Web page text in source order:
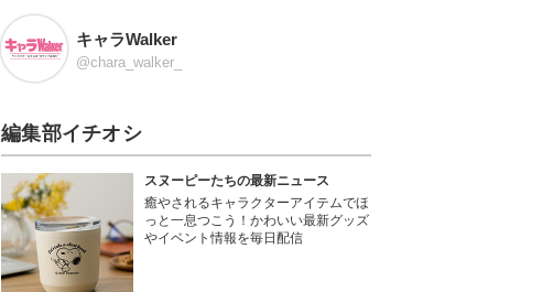
キャラWalker
@chara_walker_
編集部イチオシ
スヌーピーたちの最新ニュース
癒やされるキャラクターアイテムでほ
っと一息つこう！かわいい最新グッズ
やイベント情報を毎日配信